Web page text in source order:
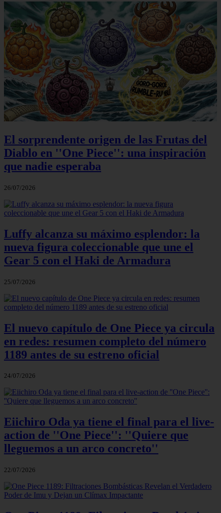
El sorprendente origen de las Frutas del
Diablo en ''One Piece'': una inspiración
que nadie esperaba
26/07/2026
Luffy alcanza su máximo esplendor: la
nueva figura coleccionable que une el
Gear 5 con el Haki de Armadura
25/07/2026
El nuevo capítulo de One Piece ya circula
en redes: resumen completo del número
1189 antes de su estreno oficial
24/07/2026
Eiichiro Oda ya tiene el final para el live-
action de ''One Piece'': ''Quiere que
lleguemos a un arco concreto''
22/07/2026